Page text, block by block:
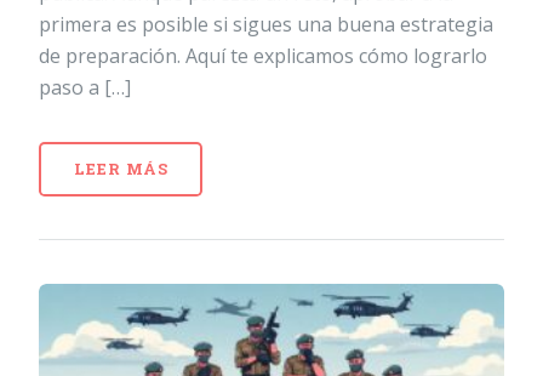
primera es posible si sigues una buena estrategia
de preparación. Aquí te explicamos cómo lograrlo
paso a […]
LEER MÁS